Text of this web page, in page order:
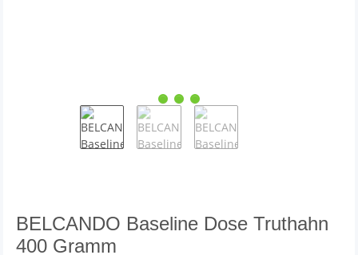
BELCANDO Baseline Dose Truthahn
400 Gramm